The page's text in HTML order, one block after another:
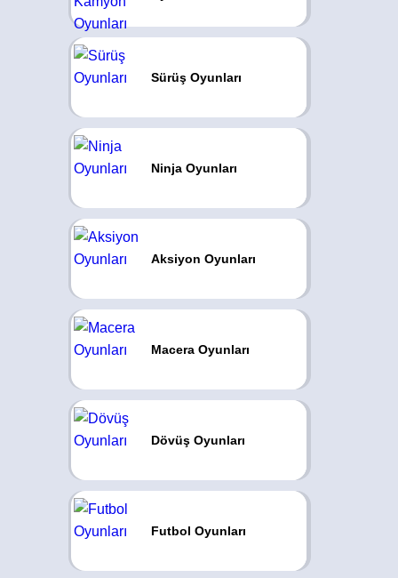
Sürüş Oyunları
Ninja Oyunları
Aksiyon Oyunları
Macera Oyunları
Dövüş Oyunları
Futbol Oyunları